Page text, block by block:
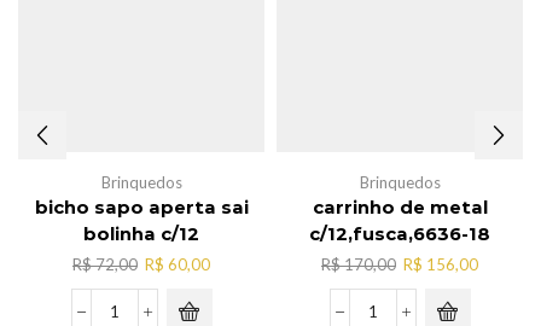
Brinquedos
bicho sapo aperta sai
bolinha c/12
R$72,00 O
preço
original
R$ 60,00O
bicho
Brinquedos
carrinho de metal
c/12,fusca,6636-18
R$170,00 O
preço
original
R$ 156,00O
carrinho